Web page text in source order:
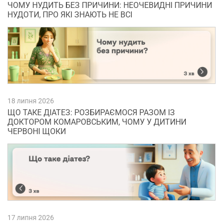
ЧОМУ НУДИТЬ БЕЗ ПРИЧИНИ: НЕОЧЕВИДНІ ПРИЧИНИ
НУДОТИ, ПРО ЯКІ ЗНАЮТЬ НЕ ВСІ
18 липня 2026
ЩО ТАКЕ ДІАТЕЗ: РОЗБИРАЄМОСЯ РАЗОМ ІЗ
ДОКТОРОМ КОМАРОВСЬКИМ, ЧОМУ У ДИТИНИ
ЧЕРВОНІ ЩОКИ
17 липня 2026